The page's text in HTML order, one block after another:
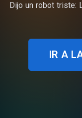
Dijo un robot triste:
IR A